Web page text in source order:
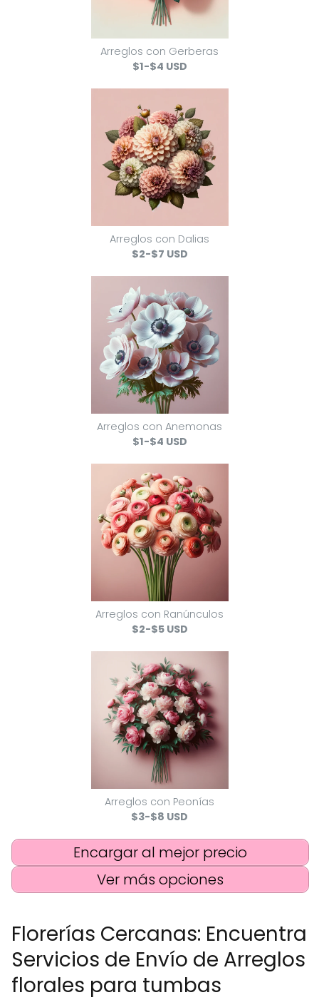
Arreglos con Gerberas
$1-$4 USD
Arreglos con Dalias
$2-$7 USD
Arreglos con Anemonas
$1-$4 USD
Arreglos con Ranúnculos
$2-$5 USD
Arreglos con Peonías
$3-$8 USD
Encargar al mejor precio
Ver más opciones
Florerías Cercanas: Encuentra
Servicios de Envío de Arreglos
florales para tumbas